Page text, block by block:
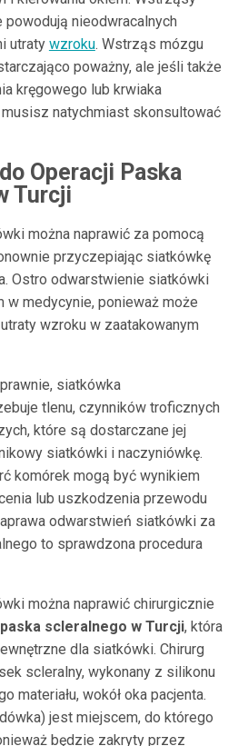
nieodwracalnych
utraty wzroku. Wstrząs mózgu
poważny, ale jeśli także
kręgowego lub krwiaka
natychmiast skonsultować
Operacji Paska
Turcji
można naprawić za pomocą
przyczepiając siatkówkę
Ostro odwarstwienie siatkówki
w medycynie, ponieważ może
wzroku w zaatakowanym
siatkówka
tlenu, czynników troficznych
które są dostarczane jej
siatkówki i naczyniówkę.
komórek mogą być wynikiem
lub uszkodzenia przewodu
odwarstwień siatkówki za
to sprawdzona procedura
można naprawić chirurgicznie
scleralnego w Turcji, która
dla siatkówki. Chirurg
scleralny, wykonany z silikonu
materiału, wokół oka pacjenta.
jest miejscem, do którego
będzie zakryty przez